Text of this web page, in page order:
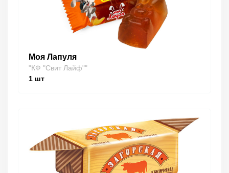
Моя Лапуля
"КФ "Свит Лайф""
1 шт